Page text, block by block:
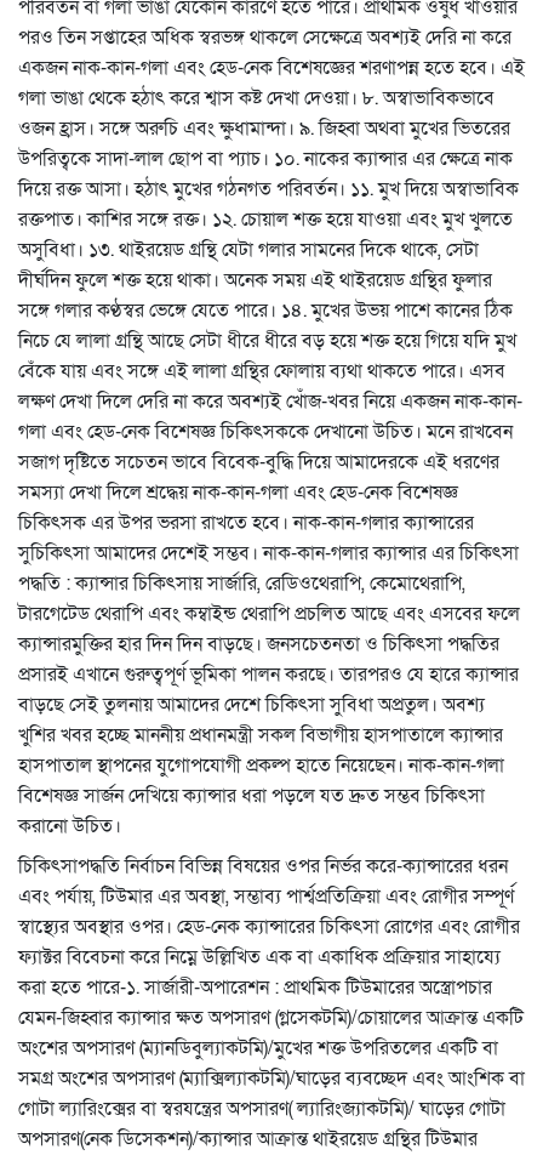
পরিবর্তন বা গলা ভাঙা যেকোন কারণে হতে পারে। প্রাথমিক ওষুধ খাওয়ার
পরও তিন সপ্তাহের অধিক স্বরভঙ্গ থাকলে সেক্ষেত্রে অবশ্যই দেরি না করে
একজন নাক-কান-গলা এবং হেড-নেক বিশেষজ্ঞের শরণাপন্ন হতে হবে। এই
গলা ভাঙা থেকে হঠাৎ করে শ্বাস কষ্ট দেখা দেওয়া। ৮. অস্বাভাবিকভাবে
ওজন হ্রাস। সঙ্গে অরুচি এবং ক্ষুধামান্দা। ৯. জিহ্বা অথবা মুখের ভিতরের
উপরিত্বকে সাদা-লাল ছোপ বা প্যাচ। ১০. নাকের ক্যান্সার এর ক্ষেত্রে নাক
দিয়ে রক্ত আসা। হঠাৎ মুখের গঠনগত পরিবর্তন। ১১. মুখ দিয়ে অস্বাভাবিক
রক্তপাত। কাশির সঙ্গে রক্ত। ১২. চোয়াল শক্ত হয়ে যাওয়া এবং মুখ খুলতে
অসুবিধা। ১৩. থাইরয়েড গ্রন্থি যেটা গলার সামনের দিকে থাকে, সেটা
দীর্ঘদিন ফুলে শক্ত হয়ে থাকা। অনেক সময় এই থাইরয়েড গ্রন্থির ফুলার
সঙ্গে গলার কণ্ঠস্বর ভেঙ্গে যেতে পারে। ১৪. মুখের উভয় পাশে কানের ঠিক
নিচে যে লালা গ্রন্থি আছে সেটা ধীরে ধীরে বড় হয়ে শক্ত হয়ে গিয়ে যদি মুখ
বেঁকে যায় এবং সঙ্গে এই লালা গ্রন্থির ফোলায় ব্যথা থাকতে পারে। এসব
লক্ষণ দেখা দিলে দেরি না করে অবশ্যই খোঁজ-খবর নিয়ে একজন নাক-কান-
গলা এবং হেড-নেক বিশেষজ্ঞ চিকিৎসককে দেখানো উচিত। মনে রাখবেন
সজাগ দৃষ্টিতে সচেতন ভাবে বিবেক-বুদ্ধি দিয়ে আমাদেরকে এই ধরণের
সমস্যা দেখা দিলে শ্রদ্ধেয় নাক-কান-গলা এবং হেড-নেক বিশেষজ্ঞ
চিকিৎসক এর উপর ভরসা রাখতে হবে। নাক-কান-গলার ক্যান্সারের
সুচিকিৎসা আমাদের দেশেই সম্ভব। নাক-কান-গলার ক্যান্সার এর চিকিৎসা
পদ্ধতি : ক্যান্সার চিকিৎসায় সার্জারি, রেডিওথেরাপি, কেমোথেরাপি,
টারগেটেড থেরাপি এবং কম্বাইন্ড থেরাপি প্রচলিত আছে এবং এসবের ফলে
ক্যান্সারমুক্তির হার দিন দিন বাড়ছে। জনসচেতনতা ও চিকিৎসা পদ্ধতির
প্রসারই এখানে গুরুত্বপূর্ণ ভূমিকা পালন করছে। তারপরও যে হারে ক্যান্সার
বাড়ছে সেই তুলনায় আমাদের দেশে চিকিৎসা সুবিধা অপ্রতুল। অবশ্য
খুশির খবর হচ্ছে মাননীয় প্রধানমন্ত্রী সকল বিভাগীয় হাসপাতালে ক্যান্সার
হাসপাতাল স্থাপনের যুগোপযোগী প্রকল্প হাতে নিয়েছেন। নাক-কান-গলা
বিশেষজ্ঞ সার্জন দেখিয়ে ক্যান্সার ধরা পড়লে যত দ্রুত সম্ভব চিকিৎসা
করানো উচিত।
চিকিৎসাপদ্ধতি নির্বাচন বিভিন্ন বিষয়ের ওপর নির্ভর করে-ক্যান্সারের ধরন
এবং পর্যায়, টিউমার এর অবস্থা, সম্ভাব্য পার্শ্বপ্রতিক্রিয়া এবং রোগীর সম্পূর্ণ
স্বাস্থ্যের অবস্থার ওপর। হেড-নেক ক্যান্সারের চিকিৎসা রোগের এবং রোগীর
ফ্যাক্টর বিবেচনা করে নিম্নে উল্লিখিত এক বা একাধিক প্রক্রিয়ার সাহায্যে
করা হতে পারে-১. সার্জারী-অপারেশন : প্রাথমিক টিউমারের অস্ত্রোপচার
যেমন-জিহ্বার ক্যান্সার ক্ষত অপসারণ (গ্লসেকটমি)/চোয়ালের আক্রান্ত একটি
অংশের অপসারণ (ম্যানডিবুল্যাকটমি)/মুখের শক্ত উপরিতলের একটি বা
সমগ্র অংশের অপসারণ (ম্যাক্সিল্যাকটমি)/ঘাড়ের ব্যবচ্ছেদ এবং আংশিক বা
গোটা ল্যারিংক্সের বা স্বরযন্ত্রের অপসারণ( ল্যারিংজ্যাকটমি)/ ঘাড়ের গোটা
অপসারণ(নেক ডিসেকশন)/ক্যান্সার আক্রান্ত থাইরয়েড গ্রন্থির টিউমার